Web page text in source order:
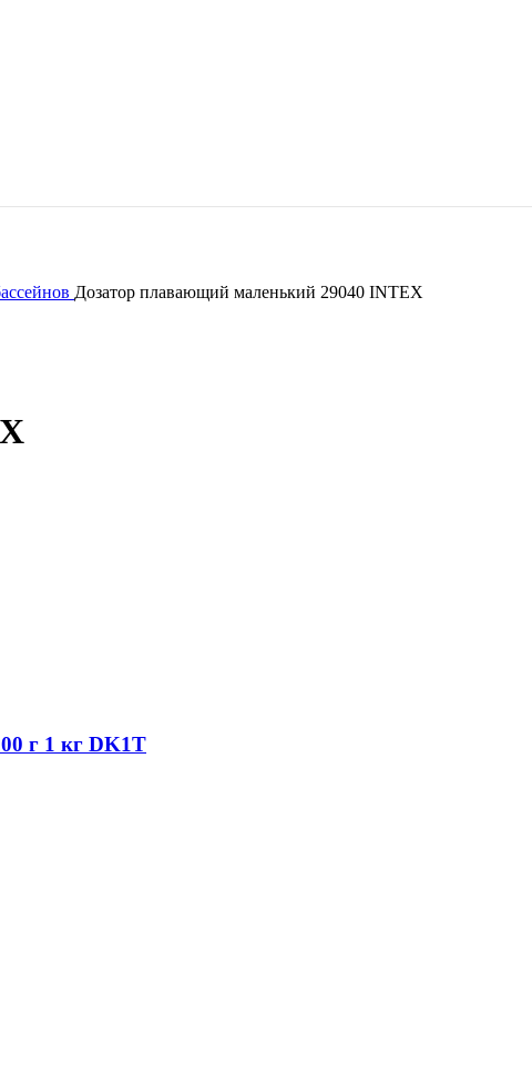
Дозатор плавающий маленький 29040 INTEX
г 1 кг DK1T